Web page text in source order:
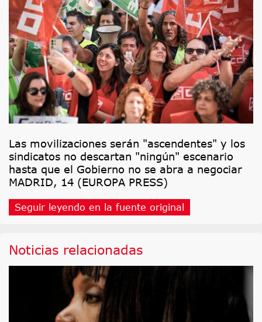
Las movilizaciones serán "ascendentes" y los
sindicatos no descartan "ningún" escenario
hasta que el Gobierno no se abra a negociar
MADRID, 14 (EUROPA PRESS)
Seguir leyendo en la fuente original
Noticias relacionadas